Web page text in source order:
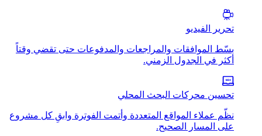
تحرير الفيديو
بسّط الموافقات والمراجعات والمدفوعات حتى تقضي وقتاً
أكثر في الجدول الزمني.
تحسين محركات البحث المحلي
نظّم عملاء المواقع المتعددة وأتمت الفوترة وابقِ كل مشروع
على المسار الصحيح.